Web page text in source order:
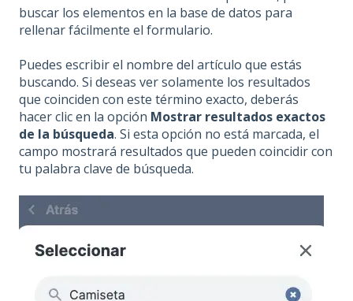
buscar los elementos en la base de datos para
rellenar fácilmente el formulario.
Puedes escribir el nombre del artículo que estás
buscando. Si deseas ver solamente los resultados
que coinciden con este término exacto, deberás
hacer clic en la opción Mostrar resultados exactos
de la búsqueda. Si esta opción no está marcada, el
campo mostrará resultados que pueden coincidir con
tu palabra clave de búsqueda.